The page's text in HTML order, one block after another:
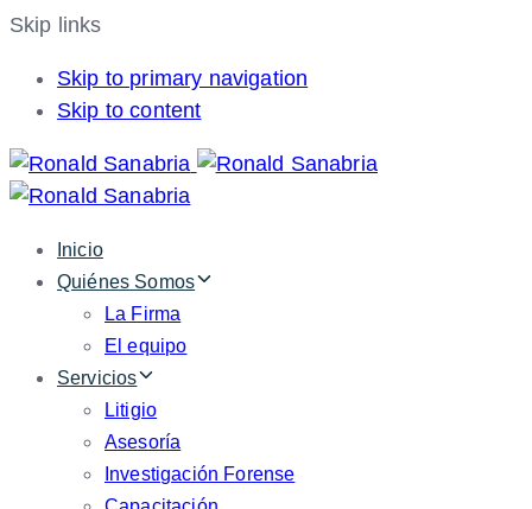
Skip links
Skip to primary navigation
Skip to content
Inicio
Quiénes Somos
La Firma
El equipo
Servicios
Litigio
Asesoría
Investigación Forense